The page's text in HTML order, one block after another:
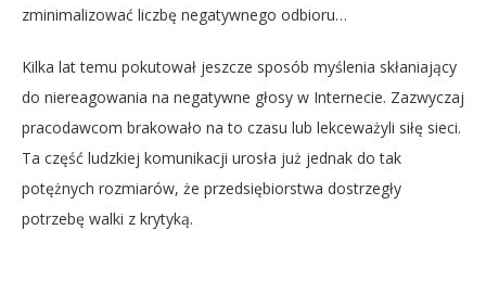
zminimalizować liczbę negatywnego odbioru…
Kilka lat temu pokutował jeszcze sposób myślenia skłaniający
do niereagowania na negatywne głosy w Internecie. Zazwyczaj
pracodawcom brakowało na to czasu lub lekceważyli siłę sieci.
Ta część ludzkiej komunikacji urosła już jednak do tak
potężnych rozmiarów, że przedsiębiorstwa dostrzegły
potrzebę walki z krytyką.